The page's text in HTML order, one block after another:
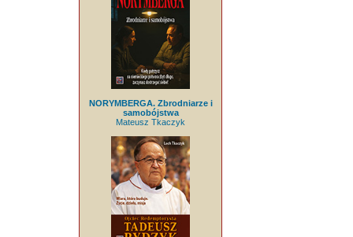
NORYMBERGA. Zbrodniarze i
samobójstwa
Mateusz Tkaczyk